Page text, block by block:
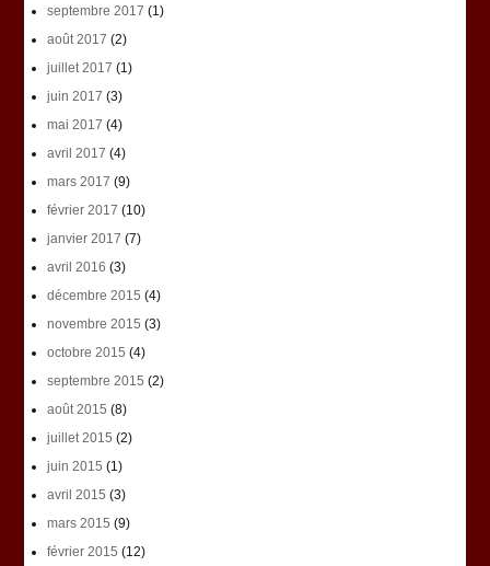
septembre 2017 (1)
août 2017 (2)
juillet 2017 (1)
juin 2017 (3)
mai 2017 (4)
avril 2017 (4)
mars 2017 (9)
février 2017 (10)
janvier 2017 (7)
avril 2016 (3)
décembre 2015 (4)
novembre 2015 (3)
octobre 2015 (4)
septembre 2015 (2)
août 2015 (8)
juillet 2015 (2)
juin 2015 (1)
avril 2015 (3)
mars 2015 (9)
février 2015 (12)